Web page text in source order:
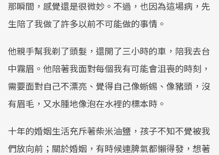
那瞬間，感覺還是很微妙。不過，也因為這場病，先
生陪了我做了許多以前不可能做的事情。
他親手幫我剃了頭髮，還開了三小時的車，陪我去台
中霧眉。他陪著我面對每個我有可能會沮喪的時刻，
需要面對自己不漂亮、覺得自己像蜥蜴、像豬頭，沒
有眉毛，又水腫地像泡在水裡的標本時。
十年的婚姻生活充斥著柴米油鹽，孩子不知不覺被我
們放向前；關於婚姻，有時候連脾氣都懶得發，想著